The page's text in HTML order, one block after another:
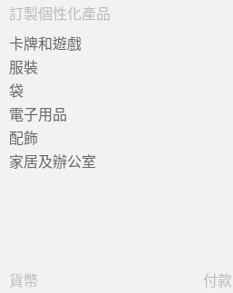
訂製個性化產品
卡牌和遊戲
服裝
袋
電子用品
配飾
家居及辦公室
貨幣 付